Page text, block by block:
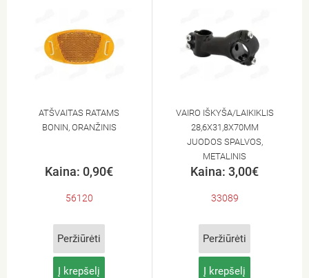
ATŠVAITAS RATAMS
BONIN, ORANŽINIS
Kaina: 0,90€
56120
Peržiūrėti
Į krepšelį
VAIRO IŠKYŠA/LAIKIKLIS
28,6X31,8X70MM
JUODOS SPALVOS,
METALINIS
Kaina: 3,00€
33089
Peržiūrėti
Į krepšelį